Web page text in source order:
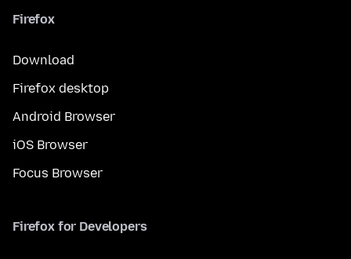
Firefox
Download
Firefox desktop
Android Browser
iOS Browser
Focus Browser
Firefox for Developers